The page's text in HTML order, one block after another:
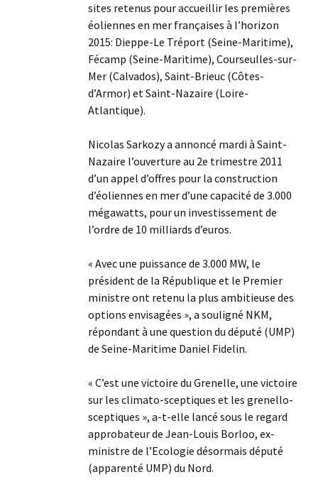
sites retenus pour accueillir les premières
éoliennes en mer françaises à l’horizon
2015: Dieppe-Le Tréport (Seine-Maritime),
Fécamp (Seine-Maritime), Courseulles-sur-
Mer (Calvados), Saint-Brieuc (Côtes-
d’Armor) et Saint-Nazaire (Loire-
Atlantique).
Nicolas Sarkozy a annoncé mardi à Saint-
Nazaire l’ouverture au 2e trimestre 2011
d’un appel d’offres pour la construction
d’éoliennes en mer d’une capacité de 3.000
mégawatts, pour un investissement de
l’ordre de 10 milliards d’euros.
« Avec une puissance de 3.000 MW, le
président de la République et le Premier
ministre ont retenu la plus ambitieuse des
options envisagées », a souligné NKM,
répondant à une question du député (UMP)
de Seine-Maritime Daniel Fidelin.
« C’est une victoire du Grenelle, une victoire
sur les climato-sceptiques et les grenello-
sceptiques », a-t-elle lancé sous le regard
approbateur de Jean-Louis Borloo, ex-
ministre de l’Ecologie désormais député
(apparenté UMP) du Nord.